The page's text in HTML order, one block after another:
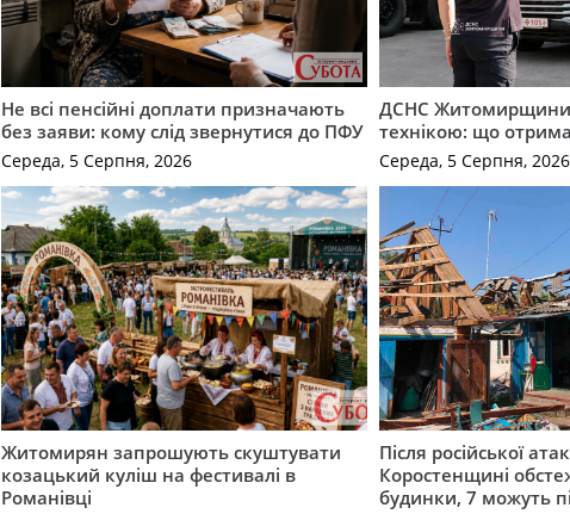
Не всі пенсійні доплати призначають
без заяви: кому слід звернутися до ПФУ
Середа, 5 Серпня, 2026
ДСНС Житомирщини
технікою: що
Середа, 5 Серпня, 2026
Житомирян запрошують скуштувати
козацький куліш на фестивалі в
Романівці
Після російської
Коростенщині
будинки, 7 можуть